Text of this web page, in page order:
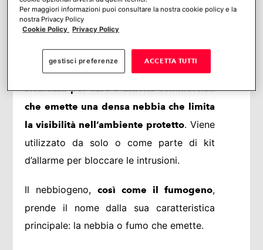
Mi piace:
Il nebbiogeno è undispositivo di
sicurezza per case e attività commerciali
che emette una densa nebbia che limita
la visibilità nell’ambiente protetto. Viene
utilizzato da solo o come parte di kit
d’allarme per bloccare le intrusioni.
Il nebbiogeno,così come il fumogeno,
prende il nome dalla sua caratteristica
principale: la nebbia o fumo che emette.
Per maggiori informazioni puoi consultare la nostra cookie policy e la
nostra Privacy Policy
Cookie Policy Privacy Policy
gestisci preferenze ACCETTA TUTTI